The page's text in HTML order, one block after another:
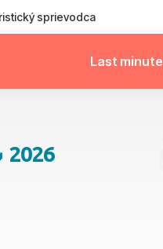
sprievodca
Last minute
2026